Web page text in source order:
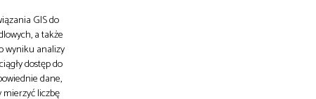
GIS do
a także
wyniku analizy
dostęp do
dane,
mierzyć liczbę